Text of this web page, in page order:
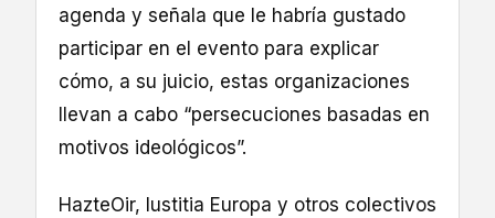
agenda y señala que le habría gustado
participar en el evento para explicar
cómo, a su juicio, estas organizaciones
llevan a cabo “persecuciones basadas en
motivos ideológicos”.
HazteOir, Iustitia Europa y otros colectivos